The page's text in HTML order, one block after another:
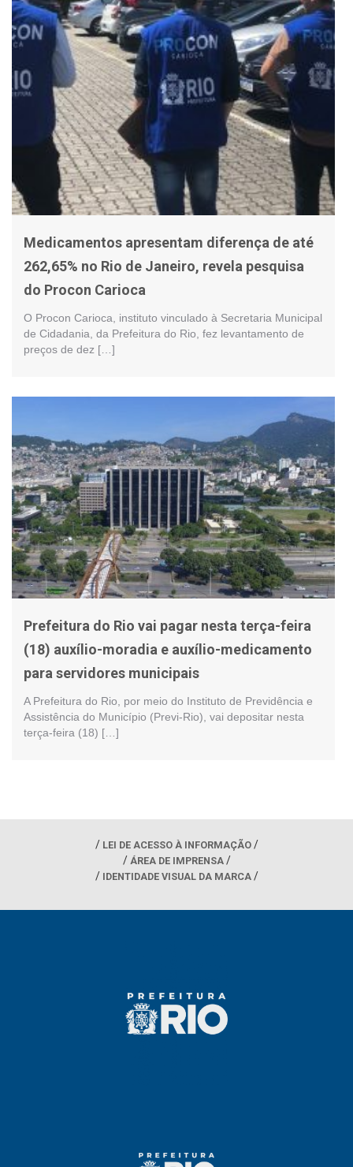
Medicamentos apresentam diferença de até
262,65% no Rio de Janeiro, revela pesquisa
do Procon Carioca
O Procon Carioca, instituto vinculado à Secretaria Municipal
de Cidadania, da Prefeitura do Rio, fez levantamento de
preços de dez […]
Prefeitura do Rio vai pagar nesta terça-feira
(18) auxílio-moradia e auxílio-medicamento
para servidores municipais
A Prefeitura do Rio, por meio do Instituto de Previdência e
Assistência do Município (Previ-Rio), vai depositar nesta
terça-feira (18) […]
LEI DE ACESSO À INFORMAÇÃO
ÁREA DE IMPRENSA
IDENTIDADE VISUAL DA MARCA